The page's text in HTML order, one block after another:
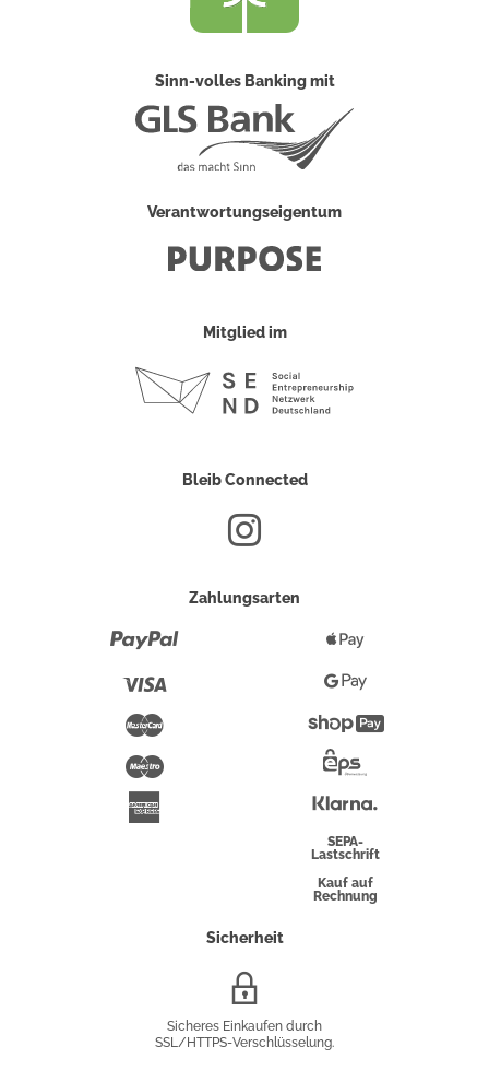
Sinn-volles Banking mit
Verantwortungseigentum
Mitglied im
Bleib Connected
Zahlungsarten
Maestro
Pay
Google
Pay
Überweisung
SEPA-
Lastschrift
Kauf auf
Rechnung
Sicherheit
Sicheres Einkaufen durch
SSL/HTTPS-Verschlüsselung.